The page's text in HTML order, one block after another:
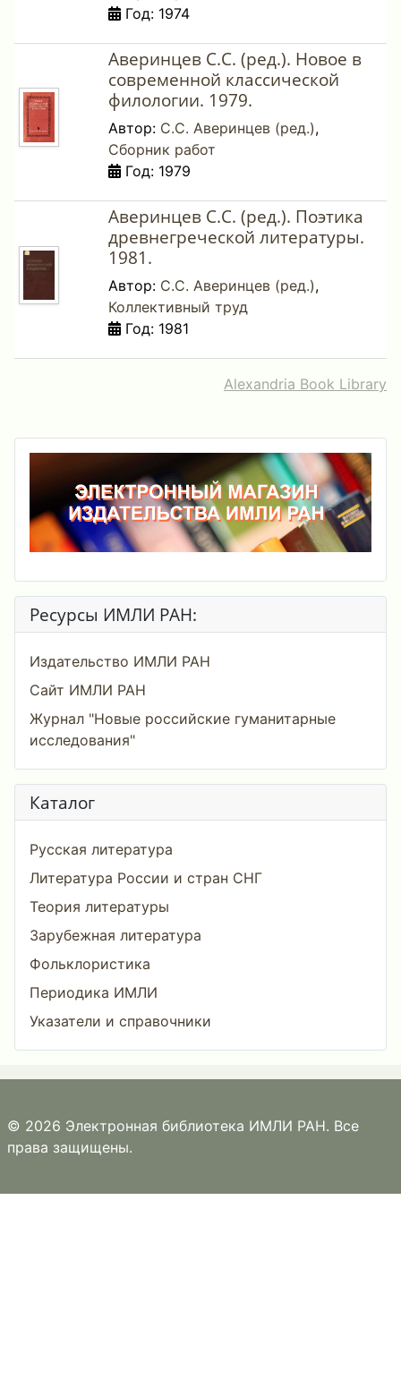
Год: 1974
Аверинцев С.С. (ред.). Новое в
современной классической
филологии. 1979.
Автор: С.С. Аверинцев (ред.),
Сборник работ
Год: 1979
Аверинцев С.С. (ред.). Поэтика
древнегреческой литературы.
1981.
Автор: С.С. Аверинцев (ред.),
Коллективный труд
Год: 1981
Alexandria Book Library
Ресурсы ИМЛИ РАН:
Издательство ИМЛИ РАН
Сайт ИМЛИ РАН
Журнал "Новые российские гуманитарные
исследования"
Каталог
Русская литература
Литература России и стран СНГ
Теория литературы
Зарубежная литература
Фольклористика
Периодика ИМЛИ
Указатели и справочники
© 2026 Электронная библиотека ИМЛИ РАН. Все
права защищены.